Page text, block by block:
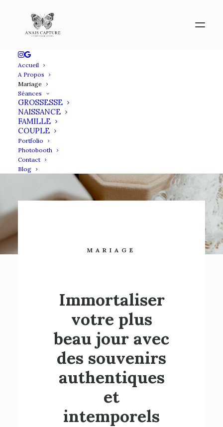
Accueil
A Propos
Mariage
Séances
GROSSESSE
NAISSANCE
FAMILLE
COUPLE
Portfolio
Photobooth
Contact
Blog
MARIAGE
Immortaliser
votre plus
beau jour avec
des souvenirs
authentiques
et
intemporels